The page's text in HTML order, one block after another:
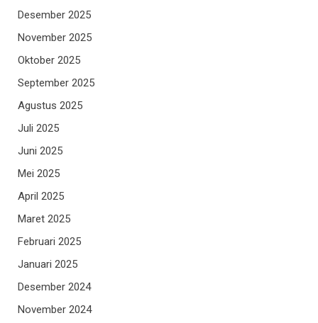
Desember 2025
November 2025
Oktober 2025
September 2025
Agustus 2025
Juli 2025
Juni 2025
Mei 2025
April 2025
Maret 2025
Februari 2025
Januari 2025
Desember 2024
November 2024